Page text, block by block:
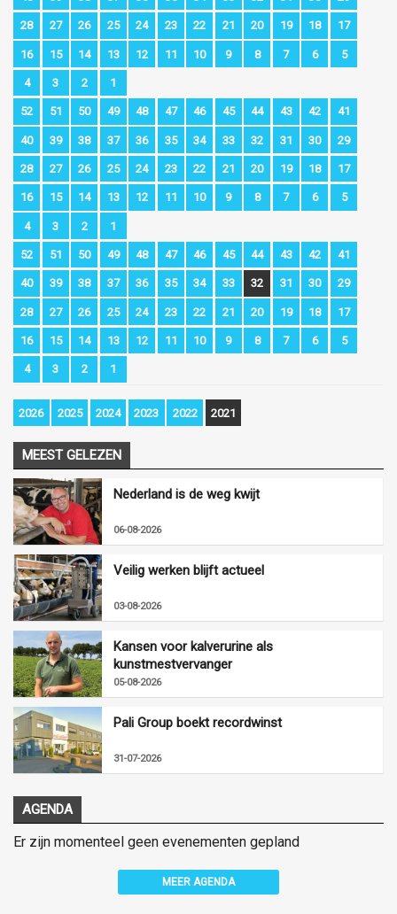
28 27 26 25 24 23 22 21 20 19 18 17
16 15 14 13 12 11 10 9 8 7 6 5
4 3 2 1
52 51 50 49 48 47 46 45 44 43 42 41
40 39 38 37 36 35 34 33 32 31 30 29
28 27 26 25 24 23 22 21 20 19 18 17
16 15 14 13 12 11 10 9 8 7 6 5
4 3 2 1
52 51 50 49 48 47 46 45 44 43 42 41
40 39 38 37 36 35 34 33 32 31 30 29
28 27 26 25 24 23 22 21 20 19 18 17
16 15 14 13 12 11 10 9 8 7 6 5
4 3 2 1
2026 2025 2024 2023 2022 2021
MEEST GELEZEN
Nederland is de weg kwijt
06-08-2026
Veilig werken blijft actueel
03-08-2026
Kansen voor kalverurine als
kunstmestvervanger
05-08-2026
Pali Group boekt recordwinst
31-07-2026
AGENDA
Er zijn momenteel geen evenementen gepland
MEER AGENDA